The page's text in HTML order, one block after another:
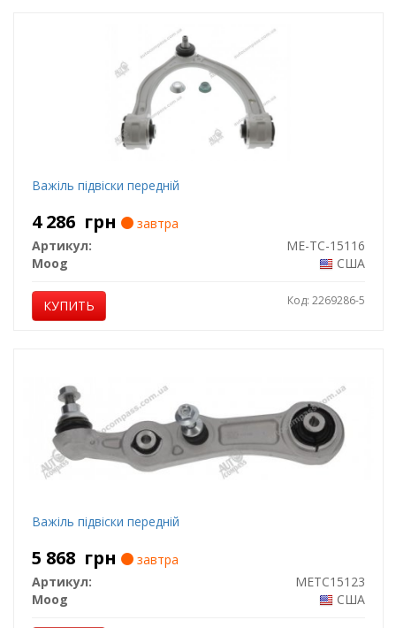
Важіль підвіски передній
4 286 грн
завтра
Артикул:
ME-TC-15116
Moog
США
КУПИТЬ Код: 2269286-5
Важіль підвіски передній
5 868 грн
завтра
Артикул:
METC15123
Moog
США